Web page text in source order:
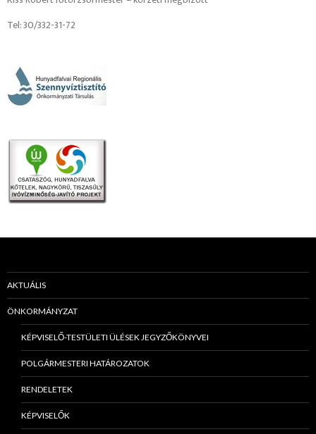
Tel: 30/332-31-72
AKTUÁLIS
ÖNKORMÁNYZAT
KÉPVISELŐ-TESTÜLETI ÜLÉSEK JEGYZŐKÖNYVEI
POLGÁRMESTERI HATÁROZATOK
RENDELETEK
KÉPVISELŐK